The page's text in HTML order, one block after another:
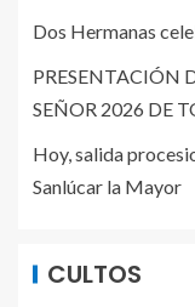
Dos Hermanas
PRESENTACIÓN
SEÑOR 2026 DE
Hoy, salida
Sanlúcar la Mayor
CULTOS